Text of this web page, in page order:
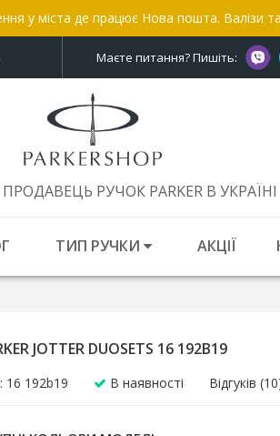
у міста де працює Нова пошта. Валізи
Маєте питання? Пишіть:
РУЧОК PARKER В УКРАЇНІ
ТИП РУЧКИ АКЦІЇ
JOTTER DUOSETS 16 192B19
16 192b19 В наявності Відгуків